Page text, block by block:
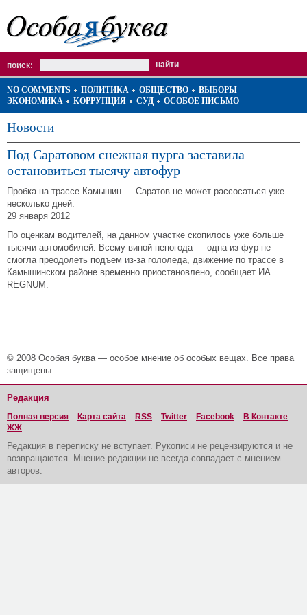
поиск:
NO COMMENTS ПОЛИТИКА ОБЩЕСТВО
ВЫБОРЫ
ЭКОНОМИКА
КОРРУПЦИЯ СУД ОСОБОЕ ПИСЬМО
Новости
Под Саратовом снежная пурга заставила
остановиться тысячу автофур
Пробка на трассе Камышин — Саратов не может рассосаться уже
несколько дней.
29 января 2012
По оценкам водителей, на данном участке скопилось уже больше
тысячи автомобилей. Всему виной непогода — одна из фур не
смогла преодолеть подъем из-за гололеда, движение по трассе в
Камышинском районе временно приостановлено, сообщает ИА
REGNUM.
© 2008 Особая буква — особое мнение об особых вещах. Все права
защищены.
Редакция
Полная версия Карта сайта RSS Twitter Facebook
В Контакте
ЖЖ
Редакция в переписку не вступает. Рукописи не рецензируются и не
возвращаются. Мнение редакции не всегда совпадает с мнением
авторов.